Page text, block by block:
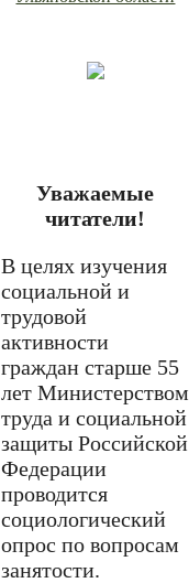
Уважаемые
читатели!
В целях изучения
социальной и
трудовой
активности
граждан старше 55
лет Министерством
труда и социальной
защиты Российской
Федерации
проводится
социологический
опрос по вопросам
занятости.